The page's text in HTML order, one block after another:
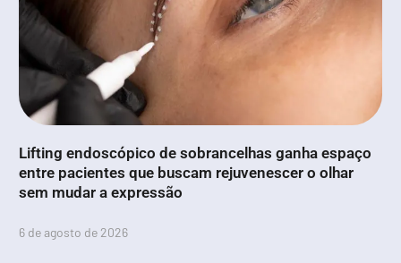
Lifting endoscópico de sobrancelhas ganha espaço
entre pacientes que buscam rejuvenescer o olhar
sem mudar a expressão
6 de agosto de 2026